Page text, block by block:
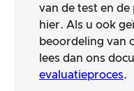
van de test en
hier. Als u ook
beoordeling van
lees dan ons
evaluatieproces.